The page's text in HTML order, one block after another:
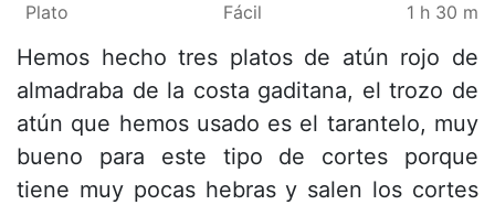
Plato Fácil 1 h 30 m
Hemos hecho tres platos de atún rojo de
almadraba de la costa gaditana, el trozo de
atún que hemos usado es el tarantelo, muy
bueno para este tipo de cortes porque
tiene muy pocas hebras y salen los cortes